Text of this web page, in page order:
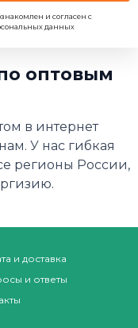
и согласен с
данных
оптовым
в интернет
У нас гибкая
регионы России,
и доставка
и ответы